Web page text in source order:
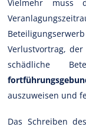
Vielmehr muss
Verlustvortrag,
schädliche
auszuweisen und
Das Schreiben